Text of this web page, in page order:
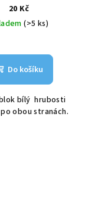
20 Kč
(>5 ks)
Do košíku
bílý hrubosti
obou stranách.